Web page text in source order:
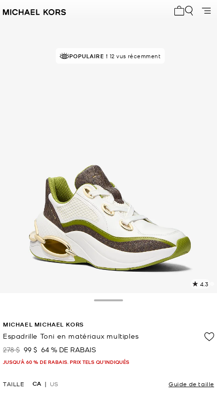
POPULAIRE ! 12 vus récemment
4.3
MICHAEL MICHAEL KORS
Espadrille Toni en matériaux multiples
était
278 $ maintenant
99 $ 64 % DE RABAIS
JUSQU’À 60 % DE RABAIS. PRIX TELS QU'INDIQUÉS
TAILLE CA US Guide de taille